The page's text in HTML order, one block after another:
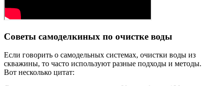
Советы самоделкиных по очистке воды
Если говорить о самодельных системах, очистки воды из
скважины, то часто используют разные подходы и методы.
Вот несколько цитат: